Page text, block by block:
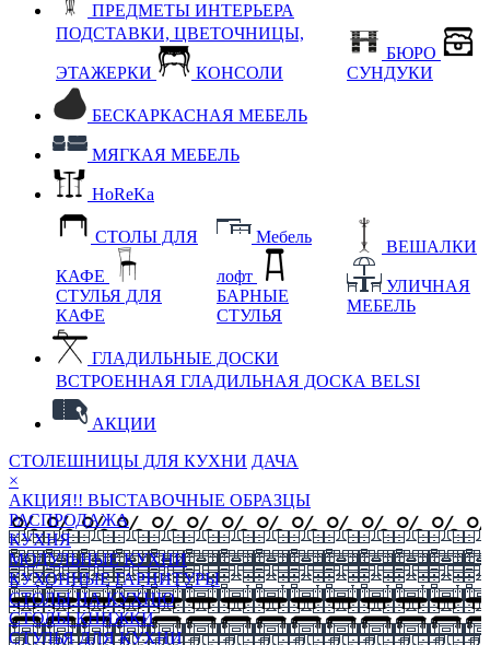
ПРЕДМЕТЫ ИНТЕРЬЕРА
ПОДСТАВКИ, ЦВЕТОЧНИЦЫ,
ЭТАЖЕРКИ КОНСОЛИ
БЮРО
СУНДУКИ
БЕСКАРКАСНАЯ МЕБЕЛЬ
МЯГКАЯ МЕБЕЛЬ
HoReKa
СТОЛЫ ДЛЯ
КАФЕ
СТУЛЬЯ ДЛЯ
КАФЕ
Мебель
лофт
БАРНЫЕ
СТУЛЬЯ
ВЕШАЛКИ
УЛИЧНАЯ
МЕБЕЛЬ
ГЛАДИЛЬНЫЕ ДОСКИ
ВСТРОЕННАЯ ГЛАДИЛЬНАЯ ДОСКА BELSI
АКЦИИ
СТОЛЕШНИЦЫ ДЛЯ КУХНИ ДАЧА
×
АКЦИЯ!! ВЫСТАВОЧНЫЕ ОБРАЗЦЫ
РАСПРОДАЖА
КУХНЯ
МОДУЛЬНЫЕ КУХНИ
КУХОННЫЕ ГАРНИТУРЫ
СТОЛЫ НА КУХНЮ
СТОЛЫ КНИЖКИ
СТУЛЬЯ ДЛЯ КУХНИ